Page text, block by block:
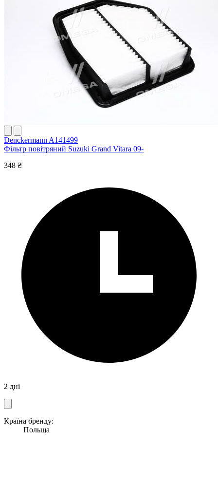
Denckermann A141499
Фільтр повітряний Suzuki Grand Vitara 09-
348 ₴
2 дні
Країна бренду:
Польща